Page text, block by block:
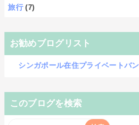
旅行 (7)
お勧めブログリスト
シンガポール在住プライベートバ
このブログを検索